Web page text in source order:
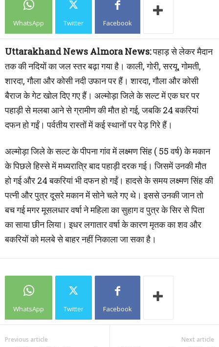
WhatsApp Twitter Facebook
Uttarakhand News Almora News:पहाड़ से लेकर मैदान
तक की नदियाें का जल स्तर बढ़ा गया है। काली, गोरी, सरयू, गोमती,
शारदा, गौला और कोसी नदी उफान पर हैं। शारदा, गौला और कोसी
बैराज के गेट खोल दिए गए हैं। अल्मोड़ा जिले के सल्ट में एक घर पर
पहाड़ी से मलबा आने से ग्रामीण की मौत हो गई, जबकि 24 बकरियां
दफन हो गईं। पर्वतीय रास्तों में कई स्थानों पर पेड़ गिरे हैं।
अल्मोड़ा जिले के सल्ट के पीपना गांव में लक्ष्मण सिंह ( 55 वर्ष) के मकान
के पिछले हिस्से में मध्यरात्रि बाद पहाड़ी दरक गई। जिसमें उनकी मौत
हो गई और 24 बकरियां भी दफन हो गईं। हादसे के समय लक्ष्मण सिंह की
पत्नी और पुत्र दूसरे मकान में सोने चले गए थे। इससे उनकी जान तो
बच गई मगर मूसलधार वर्षा ने महिला का सुहाग व पुत्र के सिर से पिता
का साया छीन लिया। इधर लगातार वर्षा के कारण मृतक का शव और
बकरियों को मलबे से बाहर नहीं निकाला जा सका है।
WhatsApp Twitter Facebook
Previous article Next article